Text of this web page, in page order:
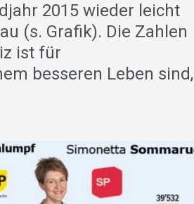
2015 wieder leicht
(s. Grafik). Die Zahlen
ist für
besseren Leben sind,